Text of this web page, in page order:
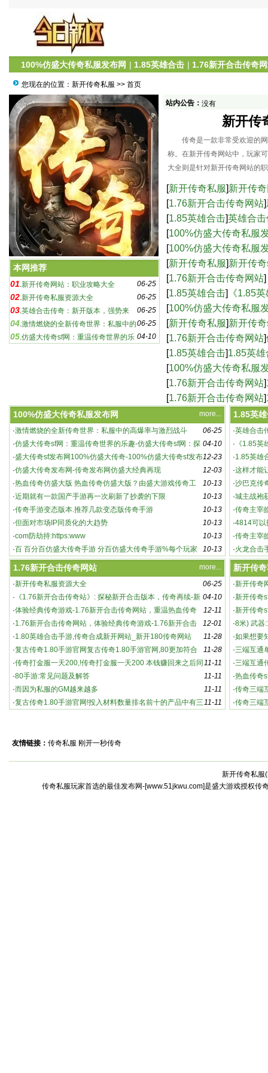
100%仿盛大传奇私服发布网 | 1.85英雄合击 | 1.76新开合击传奇
您现在的位置： 新开传奇私服 >> 首页
新开传奇网站：职业攻略大全
新开传奇私服资源大全
英雄合击传奇：新开版本，强势来袭！
激烈战斗
本网推荐
06-25
01.新开传奇网站：职业攻略大全
06-25
02.新开传奇私服资源大全
06-25
03.英雄合击传奇：新开版本，强势来
袭！
06-25
04.激情燃烧的全新传奇世界：私服中的
高爆率与激烈战斗
04-10
05.仿盛大传奇sf网：重温传奇世界的乐
站内公告： 没有
新开传
传奇是一款非常受欢迎的网
称。在新开传奇网站中，玩家
大全则是针对新开传奇网站的
[新开传奇私服]新开传
[1.76新开合击传奇网站]
[1.85英雄合击]英雄合
[100%仿盛大传奇私服
服中的高爆率与激烈战
[100%仿盛大传奇私服
界的乐趣-仿盛大传奇sf
[新开传奇私服]新开传
奇sf：游戏玩家必知的
[1.76新开合击传奇网站]
合击版本，传奇再续-
[1.85英雄合击] 《1.85
新篇章-《1.85英雄合
[100%仿盛大传奇私服
传奇-100%仿盛大传奇
[新开传奇私服]新开传
sf下载,新开传奇sf
[1.76新开合击传奇网站]
网站，重温热血传奇
[1.85英雄合击]1.85英
[100%仿盛大传奇私服
仿盛大经典再现
[1.76新开合击传奇网站]
奇游戏-1.76新开合击
[1.76新开合击传奇网站]
_新开180传奇网站
more...
100%仿盛大传奇私服发布网
06-25
·激情燃烧的全新传奇世界：私服中的高爆率与激烈战斗
04-10
·仿盛大传奇sf网：重温传奇世界的乐趣-仿盛大传奇sf网：探
索未知的游戏世界
12-23
·盛大传奇sf发布网100%仿盛大传奇-100%仿盛大传奇sf发布
网，重温经典传奇
12-03
·仿盛大传奇发布网-传奇发布网仿盛大经典再现
10-13
·热血传奇仿盛大版 热血传奇仿盛大版？由盛大游戏传奇工
作室研发、腾讯代
10-13
·近期就有一款国产手游再一次刷新了抄袭的下限
10-13
·传奇手游变态版本.推荐几款变态版传奇手游
10-13
·但面对市场IP同质化的大趋势
10-13
·com防劫持:https:www
10-13
·百 百分百仿盛大传奇手游 分百仿盛大传奇手游%每个玩家
都能
1.85英
·英雄合击
· 《1.85
5英雄合击
·1.85英雄
·这样才能
·沙巴克传
·城主战袍
动详解
·传奇主宰
·4814可
021 官方
·传奇主宰
奇主
·火龙合击
游 都
more...
1.76新开合击传奇网站
06-25
·新开传奇私服资源大全
04-10
· 《1.76新开合击传奇站》: 探秘新开合击版本，传奇再续-新
开合击传奇站：游戏特色与玩法深度解析
12-11
·体验经典传奇游戏-1.76新开合击传奇网站，重温热血传奇
12-01
·1.76新开合击传奇网站，体验经典传奇游戏-1.76新开合击
传奇网站，重温热血传奇
11-28
·1.80英雄合击手游,传奇合成新开网站_新开180传奇网站
11-28
·复古传奇1.80手游官网复古传奇1.80手游官网,80更加符合
老版
11-11
·传奇打金服一天200,!传奇打金服一天200 本钱赚回来之后同
时还能赚点
11-11
·80手游:常见问题及解答
11-11
·而因为私服的GM越来越多
11-11
·复古传奇1.80手游官网!投入材料数量排名前十的产品中有三
新开传
·新开传奇
·新开传奇
家必知的
·新开传奇
奇sf
·8米) 武器
·如果想要
·三端互通
传
·三端互通
袭
·热血传奇
传奇s
·传奇三端
·传奇三端
友情链接： 传奇私服 刚开一秒传奇
新开传奇私服(
传奇私服玩家首选的最佳发布网-[www.51jkwu.com]是盛大游戏授权传